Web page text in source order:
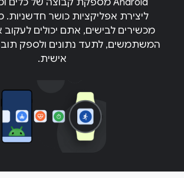
ליצירת אפליקציות כושר חדשניות.
מכשירים לבישים, אתם יכולים לעקוב
המשתמשים, לתעד נתונים ולספק
אישית.